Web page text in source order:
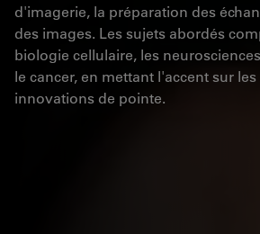
d'imagerie, la préparation des
des images. Les sujets abordés
biologie cellulaire, les
le cancer, en mettant l'accent sur
innovations de pointe.